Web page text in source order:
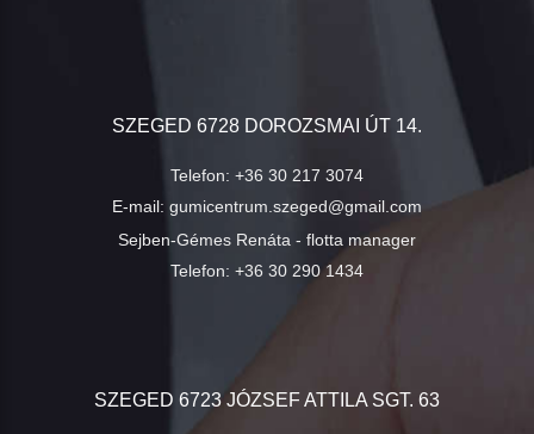
SZEGED 6728 DOROZSMAI ÚT 14.
Telefon: +36 30 217 3074
E-mail: gumicentrum.szeged@gmail.com
Sejben-Gémes Renáta - flotta manager
Telefon: +36 30 290 1434
SZEGED 6723 JÓZSEF ATTILA SGT. 63